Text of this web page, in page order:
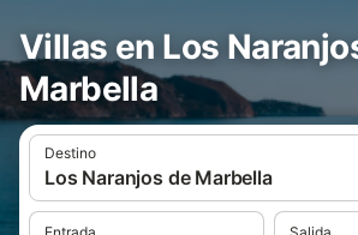
Villas en Los
Marbella
Destino
Los Naranjos de Marbella